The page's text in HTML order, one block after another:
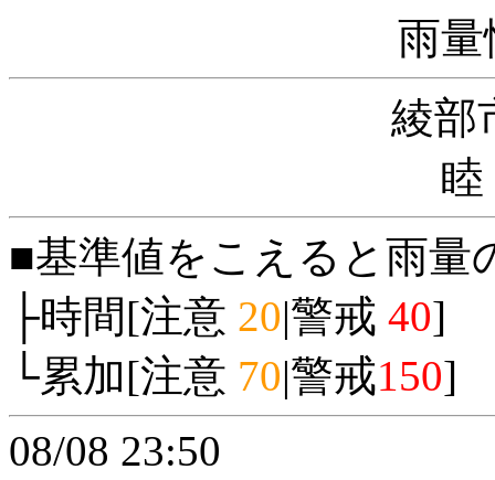
雨量
綾部
■基準値をこえると雨量
├時間[注意 20|警戒 40]
└累加[注意 70|警戒150]
08/08 23:50